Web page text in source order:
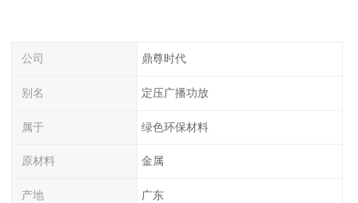
公司 鼎尊时代
别名 定压广播功放
属于 绿色环保材料
原材料 金属
产地 广东